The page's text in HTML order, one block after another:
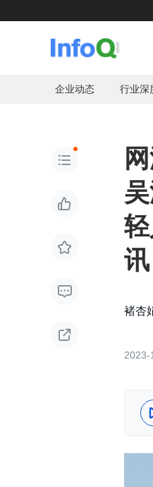
企业动态 行业深





讯
褚杏
2023-